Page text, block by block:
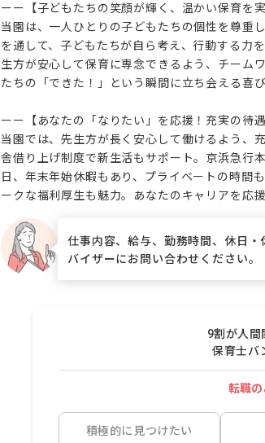
ーー【子どもたちの笑顔が輝く、温かい保育を実
当園は、一人ひとりの子どもたちの個性を尊重
を通して、子どもたちが自ら考え、行動する力
生方が安心して保育に専念できるよう、チーム
たちの「できた！」という瞬間に立ち会える喜
ーー【あなたの「なりたい」を応援！充実の待
当園では、先生方が長く安心して働けるよう、
舎借り上げ制度で新生活もサポート。京浜急行
日、年末年始休暇もあり、プライベートの時間
ークな福利厚生も魅力。あなたのキャリアを応
仕事内容、給与、勤務時間、休日
バイザーにお問い合わせください。
9割が人間
保育士バ
転職の
積極的に見つけたい